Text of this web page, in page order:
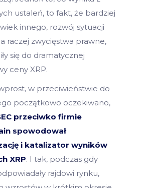
ustaleń, to fakt, że bardziej
innego, rozwój sytuacji
raczej zwycięstwa prawne,
się do dramatycznej
ceny XRP.
w przeciwieństwie do
początkowo oczekiwano,
przeciwko firmie
spowodował
i katalizator wyników
XRP. I tak, podczas gdy
rajdowi rynku,